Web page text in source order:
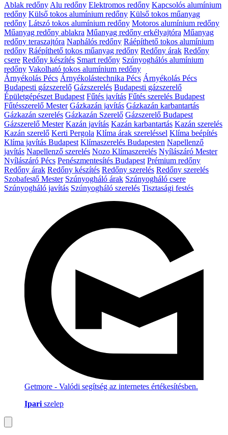
Ablak redőny Alu redőny Elektromos redőny Kapcsolós alumínium
redőny Külső tokos alumínium redőny Külső tokos műanyag
redőny Látszó tokos alumínium redőny Motoros alumínium redőny
Műanyag redőny ablakra Műanyag redőny erkélyajtóra Műanyag
redőny teraszajtóra Naphálós redőny Ráépíthető tokos alumínium
redőny Ráépíthető tokos műanyag redőny Redőny árak Redőny
csere Redőny készítés Smart redőny Szúnyoghálós alumínium
redőny Vakolható tokos alumínium redőny
Árnyékolás Pécs Árnyékolástechnika Pécs Árnyékolás Pécs
Budapesti gázszerelő Gázszerelés Budapesti gázszerelő
Épületgépészet Budapest Fűtés javítás Fűtés szerelés Budapest
Fűtésszerelő Mester Gázkazán javítás Gázkazán karbantartás
Gázkazán szerelés Gázkazán Szerelő Gázszerelő Budapest
Gázszerelő Mester Kazán javítás Kazán karbantartás Kazán szerelés
Kazán szerelő Kerti Pergola Klíma árak szereléssel Klíma beépítés
Klíma javítás Budapest Klímaszerelés Budapesten Napellenző
javítás Napellenző szerelés Nozo Klímaszerelés Nyílászáró Mester
Nyílászáró Pécs Penészmentesítés Budapest Prémium redőny
Redőny árak Redőny készítés Redőny szerelés Redőny szerelés
Szobafestő Mester Szúnyogháló árak Szúnyogháló csere
Szúnyogháló javítás Szúnyogháló szerelés Tisztasági festés
Getmore - Valódi segítség az internetes értékesítésben.
Ipari szelep